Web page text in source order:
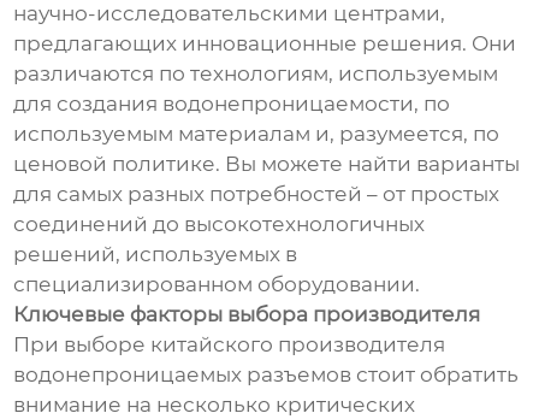
научно-исследовательскими центрами,
предлагающих инновационные решения. Они
различаются по технологиям, используемым
для создания водонепроницаемости, по
используемым материалам и, разумеется, по
ценовой политике. Вы можете найти варианты
для самых разных потребностей – от простых
соединений до высокотехнологичных
решений, используемых в
специализированном оборудовании.
Ключевые факторы выбора производителя
При выборе китайского производителя
водонепроницаемых разъемов стоит обратить
внимание на несколько критических